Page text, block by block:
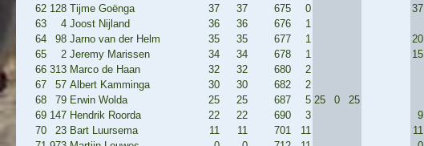
62 128 Tijme Goënga 37 37 675 0 37
63
4 Joost Nijland 36 36 676 1
64
98 Jarno van der Helm 35 35 677 1 20
65
2 Jeremy Marissen 34 34 678 1 15
66 313 Marco de Haan 32 32 680 2
67
57 Albert Kamminga 30 30 682 2
68
79 Erwin Wolda 25 25 687 5 25 0
25
69 147 Hendrik Roorda 22 22 690 3 9
70
23 Bart Luursema 11 11 701 11 11